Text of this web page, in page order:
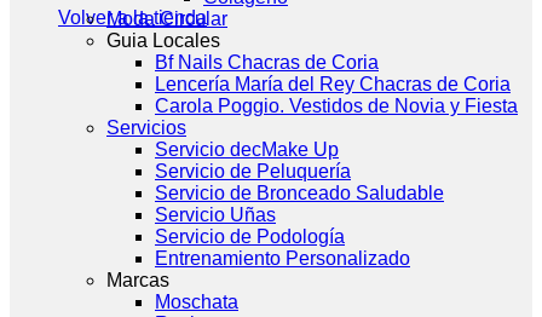
Volver a la tienda
Moda Circular
Guia Locales
Bf Nails Chacras de Coria
Lencería María del Rey Chacras de Coria
Carola Poggio. Vestidos de Novia y Fiesta
Servicios
Servicio decMake Up
Servicio de Peluquería
Servicio de Bronceado Saludable
Servicio Uñas
Servicio de Podología
Entrenamiento Personalizado
Marcas
Moschata